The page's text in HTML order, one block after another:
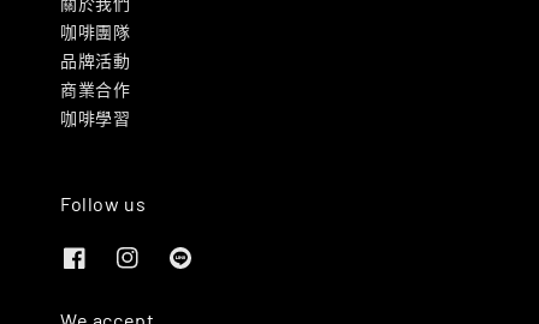
咖啡團隊
品牌活動
商業合作
咖啡學習
Follow us
We accept